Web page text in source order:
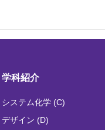
学科紹介
システム化学 (C)
デザイン (D)